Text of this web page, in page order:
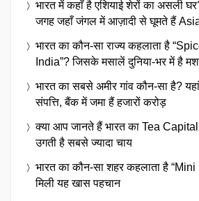
भारत में कहाँ है एशियाई शेरों का असली
जगह जहाँ जंगल में आज़ादी से घूमते हैं
भारत का कौन-सा राज्य कहलाता है
India”? जिसके मसालें दुनिया-भर में है
भारत का सबसे अमीर गांव कौन-सा है?
संपत्ति, बैंक में जमा हैं हजारों करोड़
क्या आप जानते हैं भारत का Tea Capital
उगती है सबसे ज्यादा चाय
भारत का कौन-सा शहर कहलाता है “Mini
मिली यह खास पहचान